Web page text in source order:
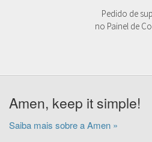
Pedido de
no Painel de
Amen, keep it simple!
Saiba mais sobre a Amen »